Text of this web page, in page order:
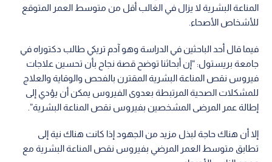
المناعة البشرية لا يزال في الغالب أقل من متوسط العمر المتوقع
للأشخاص الأصحاء.
فيما قال أحد الباحثين في الدراسة وهو آدم تريكي طالب دكتوراه في
جامعة بريستول: “إن أبحاثنا توضح قصة نجاح بأن تحسين علاجات
فيروس نقص المناعة البشرية المقترن بالفحص والوقاية والعلاج
للمشكلات الصحية المرتبطة بعدوى الفيروس يمكن أن يؤدي إلى
إطالة عمر المرضى المشخصين بفيروس نقص المناعة البشرية”.
إلا أن هناك حاجة لبذل مزيد من الجهود إذا كانت هناك نية إلى
تطابق متوسط العمر المرضي بفيروس نقص المناعة البشرية مع